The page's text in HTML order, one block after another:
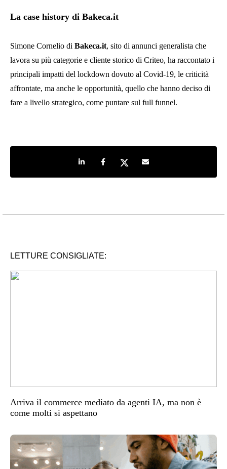
La case history di Bakeca.it
Simone Cornelio di Bakeca.it, sito di annunci generalista che
lavora su più categorie e cliente storico di Criteo, ha raccontato i
principali impatti del lockdown dovuto al Covid-19, le criticità
affrontate, ma anche le opportunità, quello che hanno deciso di
fare a livello strategico, come puntare sul full funnel.
Share on LinkedIn
Share on Facebook
Share on TwitterShare by e-mail
LETTURE CONSIGLIATE:
Arriva il commerce mediato da agenti IA, ma non è
come molti si aspettano